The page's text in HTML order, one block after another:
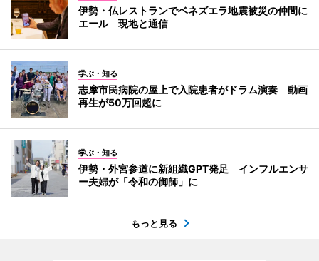
伊勢・仏レストランでベネズエラ地震被災の仲間に
エール 現地と通信
学ぶ・知る
志摩市民病院の屋上で入院患者がドラム演奏 動画
再生が50万回超に
学ぶ・知る
伊勢・外宮参道に新組織GPT発足 インフルエンサ
ー夫婦が「令和の御師」に
もっと見る